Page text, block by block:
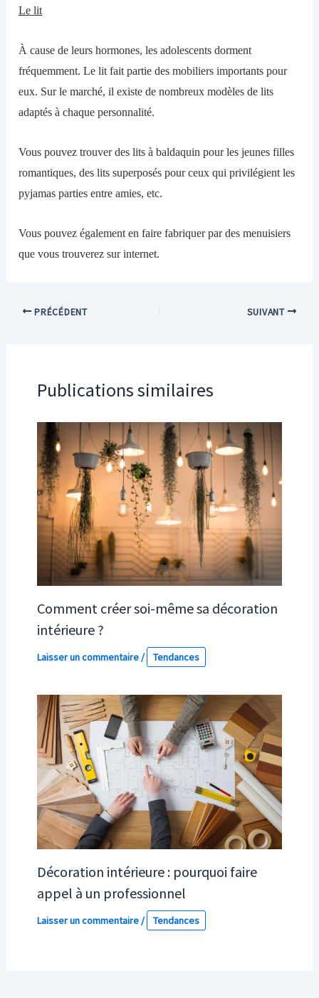
Le lit
À cause de leurs hormones, les adolescents dorment
fréquemment. Le lit fait partie des mobiliers importants pour
eux. Sur le marché, il existe de nombreux modèles de lits
adaptés à chaque personnalité.
Vous pouvez trouver des lits à baldaquin pour les jeunes filles
romantiques, des lits superposés pour ceux qui privilégient les
pyjamas parties entre amies, etc.
Vous pouvez également en faire fabriquer par des menuisiers
que vous trouverez sur internet.
PRÉCÉDENT SUIVANT
Publications similaires
Comment créer soi-même sa décoration
intérieure ?
Laisser un commentaire/ Tendances
Décoration intérieure : pourquoi faire
appel à un professionnel
Laisser un commentaire/ Tendances